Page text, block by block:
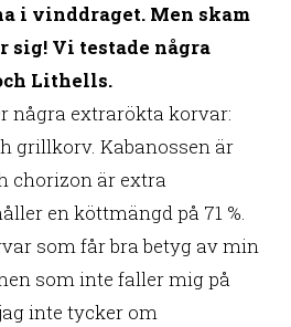
i vinddraget. Men skam
sig! Vi testade några
Lithells.
några extrarökta korvar:
grillkorv. Kabanossen är
chorizon är extra
en köttmängd på 71 %.
som får bra betyg av min
som inte faller mig på
inte tycker om